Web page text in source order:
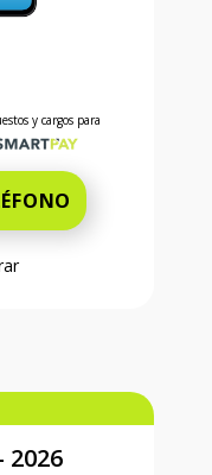
and 99 cents
y cargos para
2026